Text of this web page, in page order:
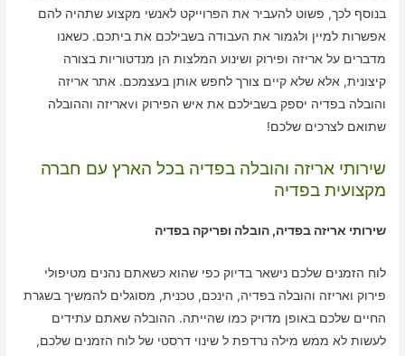
בנוסף לכך, פשוט להעביר את הפרוייקט לאנשי מקצוע שתהיה להם
אפשרות למיין ולגמור את העבודה בשבילכם את ביתכם. כשאנו
מדברים על אריזה ופירוק ושינוע המלצות הן מנדטוריות בצורה
קיצונית, אלא שלא קיים צורך לחפש אותן בעצמכם. אתר אריזה
והובלה בפדיה יספק בשבילכם את איש הפירוק וvאריזה וההובלה
שתואם לצרכים שלכם!
שירותי אריזה והובלה בפדיה בכל הארץ עם חברה
מקצועית בפדיה
שירותי אריזה בפדיה, הובלה ופריקה בפדיה
לוח הזמנים שלכם נישאר בדיוק כפי שהוא כשאתם נהנים מטיפולי
פירוק ואריזה והובלה בפדיה, הינכם, טכנית, מסוגלים להמשיך בשגרת
החיים שלכם באופן מדויק כמו שהייתה. ההובלה שאתם עתידים
לעשות לא ממש מילה נרדפת ל שינוי דרסטי של לוח הזמנים שלכם,